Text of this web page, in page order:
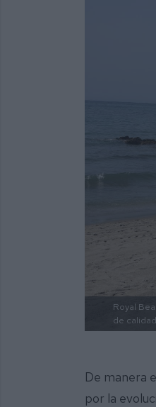
Royal
de
De manera
por la